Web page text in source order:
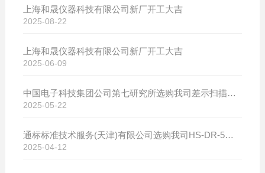
上海和晟仪器科技有限公司新厂开工大吉
2025-08-22
上海和晟仪器科技有限公司新厂开工大吉
2025-06-09
中国电子科技集团公司第七研究所选购我司差示扫描量热仪
2025-05-22
通标标准技术服务(天津)有限公司选购我司HS-DR-5导热系数测试仪
2025-04-12